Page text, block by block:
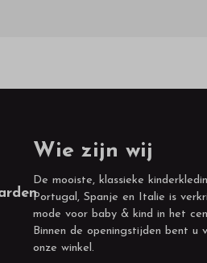
Wie zijn wij
De mooiste, klassieke
Portugal, Spanje en Italie is
mode voor baby & kind in het
Binnen de openingstijden bent u
onze winkel.